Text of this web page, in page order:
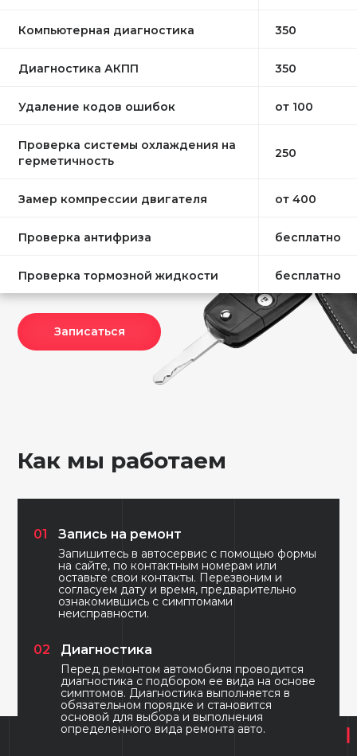
Компьютерная диагностика 350
Диагностика АКПП 350
Удаление кодов ошибок от 100
Проверка системы охлаждения на
герметичность
250
Замер компрессии двигателя от 400
Проверка антифриза бесплатно
Проверка тормозной жидкости бесплатно
Записаться
Как мы работаем
01 Запись на ремонт
Запишитесь в автосервис с помощью формы
на сайте, по контактным номерам или
оставьте свои контакты. Перезвоним и
согласуем дату и время, предварительно
ознакомившись с симптомами
неисправности.
02 Диагностика
Перед ремонтом автомобиля проводится
диагностика с подбором ее вида на основе
симптомов. Диагностика выполняется в
обязательном порядке и становится
основой для выбора и выполнения
определенного вида ремонта авто.